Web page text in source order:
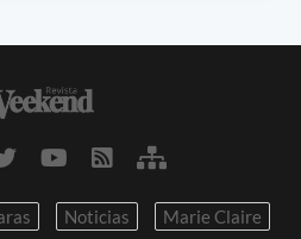
Noticias
Marie Claire